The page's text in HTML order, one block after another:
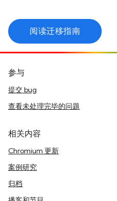
阅读迁移指南
参与
提交 bug
查看未处理完毕的问题
相关内容
Chromium 更新
案例研究
归档